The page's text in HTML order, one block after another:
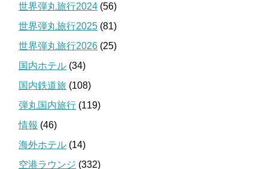
世界弾丸旅行2024 (56)
世界弾丸旅行2025 (81)
世界弾丸旅行2026 (25)
国内ホテル (34)
国内鉄道旅 (108)
弾丸国内旅行 (119)
情報 (46)
海外ホテル (14)
空港ラウンジ (332)